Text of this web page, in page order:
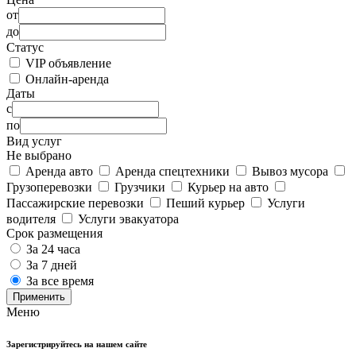
от
до
Статус
VIP объявление
Онлайн-аренда
Даты
с
по
Вид услуг
Не выбрано
Аренда авто
Аренда спецтехники
Вывоз мусора
Грузоперевозки
Грузчики
Курьер на авто
Пассажирские перевозки
Пеший курьер
Услуги
водителя
Услуги эвакуатора
Срок размещения
За 24 часа
За 7 дней
За все время
Применить
Меню
Зарегистрируйтесь на нашем сайте